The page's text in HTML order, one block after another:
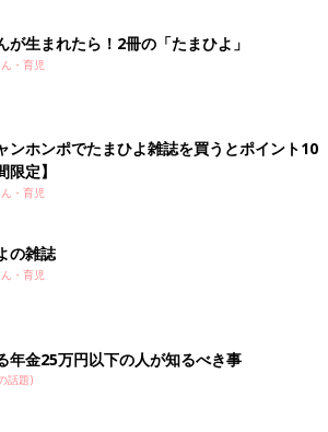
なくなり、助産師さんやお医者さんに思い
しまった。人間、余裕がなくなると丁寧語
んですね…」（ほのか）
してもなかなか生まれず､2分間隔の陣痛に
思っていたら、まさかまさか！1日半も陣
生まれない。それもそのはず、先生もびっ
がムチムチなBIGベビーだったのです。
派なへその緒！ふっといね～！大腿もこれ
きさ！！立派だね！よく頑張ったね！』
たことは忘れません。ちなみに生後4カ月
えてBIGサイズ。生後6カ月で90cmのベ
（しろくま）
ことが苦手です。出産は帝王切開だったの
があるし、何時間もじっとしているのが無
りが薄い手足をこっそりグーパーしていま
が生まれたら！2冊の「たまひよ」
・育児
ンホンポでたまひよ雑誌を買うとポイント10
限定】
・育児
の雑誌
・育児
年金25万円以下の人が知るべき事
話題)